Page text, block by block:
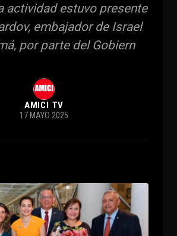
actividad estuvo presente
embajador de Israel
por parte del Gobiern
AMICI TV
17 MAYO 2025